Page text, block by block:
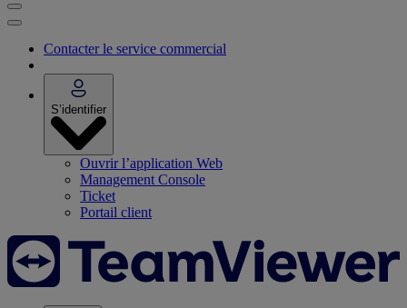
Contacter le service commercial
S’identifier
Ouvrir l’application Web
Management Console
Ticket
Portail client